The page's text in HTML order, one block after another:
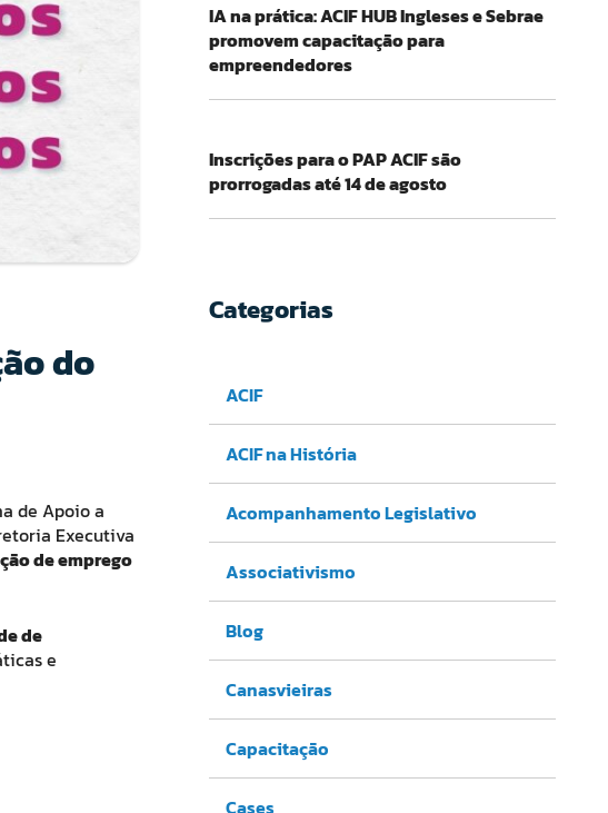
do
de Apoio a
Executiva
de emprego
de
e
IA na prática: ACIF HUB Ingleses e Sebrae
promovem capacitação para
empreendedores
Inscrições para o PAP ACIF são
prorrogadas até 14 de agosto
Categorias
ACIF
ACIF na História
Acompanhamento Legislativo
Associativismo
Blog
Canasvieiras
Capacitação
Cases